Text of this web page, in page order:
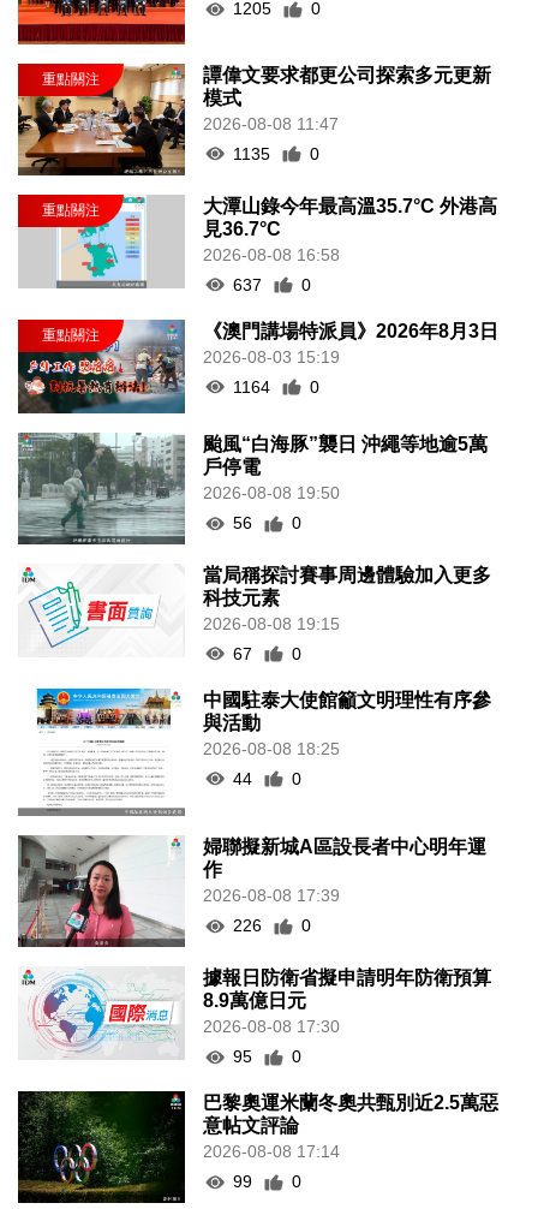
1205 0
譚偉文要求都更公司探索多元更新
模式
2026-08-08 11:47
1135
0
大潭山錄今年最高溫35.7°C 外港高
見36.7°C
2026-08-08 16:58
637
0
《澳門講場特派員》2026年8月3日
2026-08-03 15:19
1164
0
颱風“白海豚”襲日 沖繩等地逾5萬
戶停電
2026-08-08 19:50
56
0
當局稱探討賽事周邊體驗加入更多
科技元素
2026-08-08 19:15
67
0
中國駐泰大使館籲文明理性有序參
與活動
2026-08-08 18:25
44
0
婦聯擬新城A區設長者中心明年運
作
2026-08-08 17:39
226
0
據報日防衛省擬申請明年防衛預算
8.9萬億日元
2026-08-08 17:30
95
0
巴黎奧運米蘭冬奧共甄別近2.5萬惡
意帖文評論
2026-08-08 17:14
99
0